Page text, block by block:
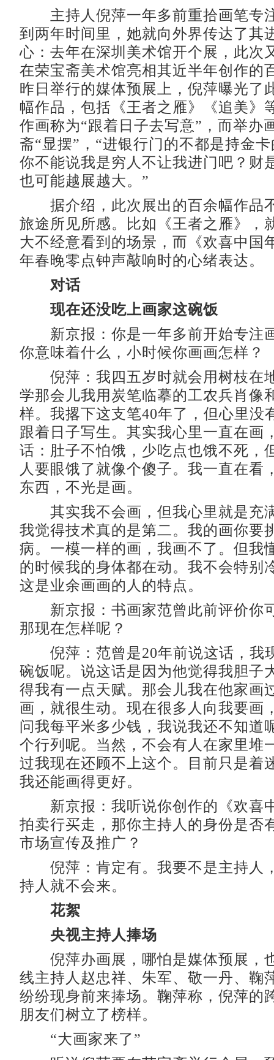
主持人倪萍一年多前重拾画笔专
到两年时间里，她就向外界传达了其
心：去年在深圳美术馆开个展，此次
在荣宝斋美术馆亮相其近半年创作的
昨日举行的媒体预展上，倪萍曝光了
幅作品，包括《王者之雁》《追美》
作画称为“跟着日子去写意”，而举办
斋“显摆”，“进银行门的不都是持金
你不能说我是穷人不让我进门吧？财
也可能越展越大。”
据介绍，此次展出的百余幅作品
旅途所见所感。比如《王者之雁》，
大不经意看到的场景，而《欢喜中国
年春晚零点钟声敲响时的心绪表达。
对话
现在还没吃上画家这碗饭
新京报：你是一年多前开始专注
你意味着什么，小时候你画画怎样？
倪萍：我四五岁时就会用树枝在
学那会儿我用炭笔临摹的工农兵肖像
样。我撂下这支笔40年了，但心里没
跟着日子写生。其实我心里一直在画
话：肚子不怕饿，少吃点也饿不死，
人要眼饿了就像个傻子。我一直在看
东西，不光是画。
其实我不会画，但我心里就是充
我觉得技术真的是第二。我的画你要
病。一模一样的画，我画不了。但我
的时候我的身体都在动。我不会特别
这是业余画画的人的特点。
新京报：书画家范曾此前评价你
那现在怎样呢？
倪萍：范曾是20年前说这话，我
碗饭呢。说这话是因为他觉得我胆子
得我有一点天赋。那会儿我在他家画
画，就很生动。现在很多人向我要画
问我每平米多少钱，我说我还不知道
个行列呢。当然，不会有人在家里堆
过我现在还顾不上这个。目前只是着
我还能画得更好。
新京报：我听说你创作的《欢喜
拍卖行买走，那你主持人的身份是否
市场宣传及推广？
倪萍：肯定有。我要不是主持人
持人就不会来。
花絮
央视主持人捧场
倪萍办画展，哪怕是媒体预展，
线主持人赵忠祥、朱军、敬一丹、鞠
纷纷现身前来捧场。鞠萍称，倪萍的
朋友们树立了榜样。
“大画家来了”